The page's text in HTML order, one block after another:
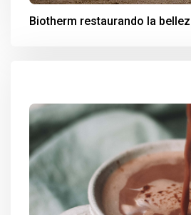
Biotherm restaurando la